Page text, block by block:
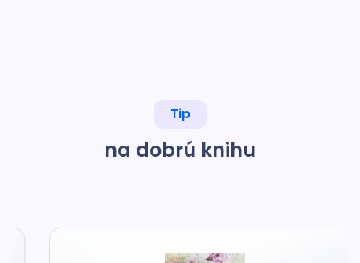
Tip
na dobrú knihu